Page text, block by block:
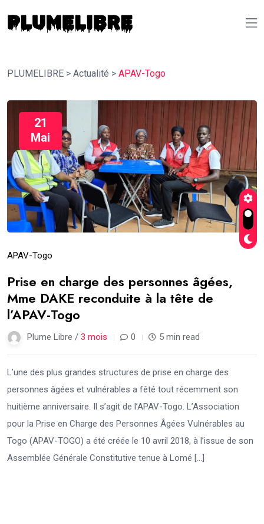
PLUMELIBRE > Actualité > APAV-Togo
21
Mai
APAV-Togo
Prise en charge des personnes âgées,
Mme DAKE reconduite à la tête de
l’APAV-Togo
Plume Libre / 3 mois 0 5 min read
L’une des plus grandes structures de prise en charge des
personnes âgées et vulnérables a fêté tout récemment son
huitième anniversaire. Il s’agit de l’APAV-Togo. L’Association
pour la Prise en Charge des Personnes Âgées Vulnérables au
Togo (APAV-TOGO) a été créée le 10 avril 2018, à l’issue de son
Assemblée Générale Constitutive tenue à Lomé […]